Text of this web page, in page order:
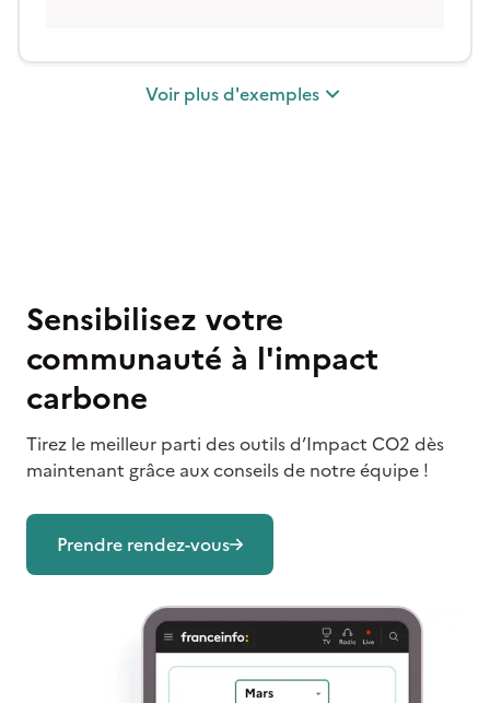
Voir plusd'exemples
Sensibilisez votre
communauté à l'impact
carbone
Tirez le meilleur parti des outils d’Impact CO2 dès
maintenant grâce aux conseils de notre équipe !
Prendre rendez-vous